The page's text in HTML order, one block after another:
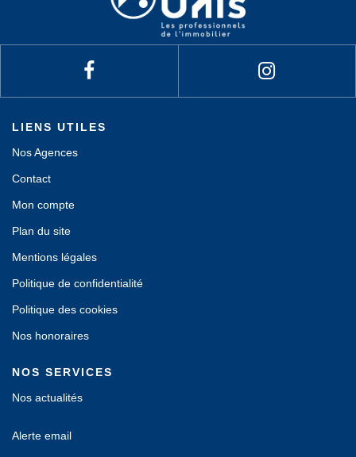
LIENS UTILES
Nos Agences
Contact
Mon compte
Plan du site
Mentions légales
Politique de confidentialité
Politique des cookies
Nos honoraires
NOS SERVICES
Nos actualités
Alerte email